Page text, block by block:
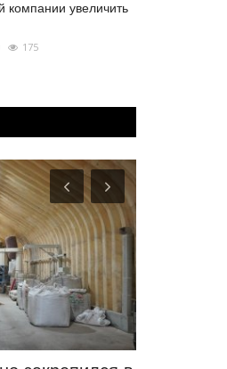
компании увеличить
175